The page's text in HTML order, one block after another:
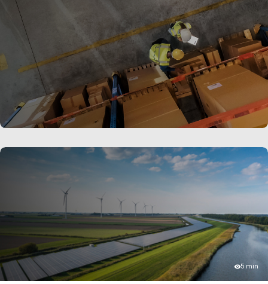
für die CO₂-Reduktion. Es konzentriert sich darauf, den
Großteil der Scope-3-Emissionen innerhalb eines
bestimmten Zeitrahmens anzugehen und
Klimaschutzprojekte zu Projekten zur
Kohlenstoffbeseitigung werden zu lassen.
MEHR ERFAHREN
5 min